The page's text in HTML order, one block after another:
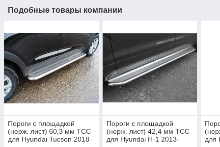
Подобные товары компании
Пороги с площадкой
(нерж. лист) 60,3 мм ТСС
для Hyundai Tucson 2018-
Пороги с площадкой
(нерж. лист) 42,4 мм ТСС
для Hyundai H-1 2013-
для